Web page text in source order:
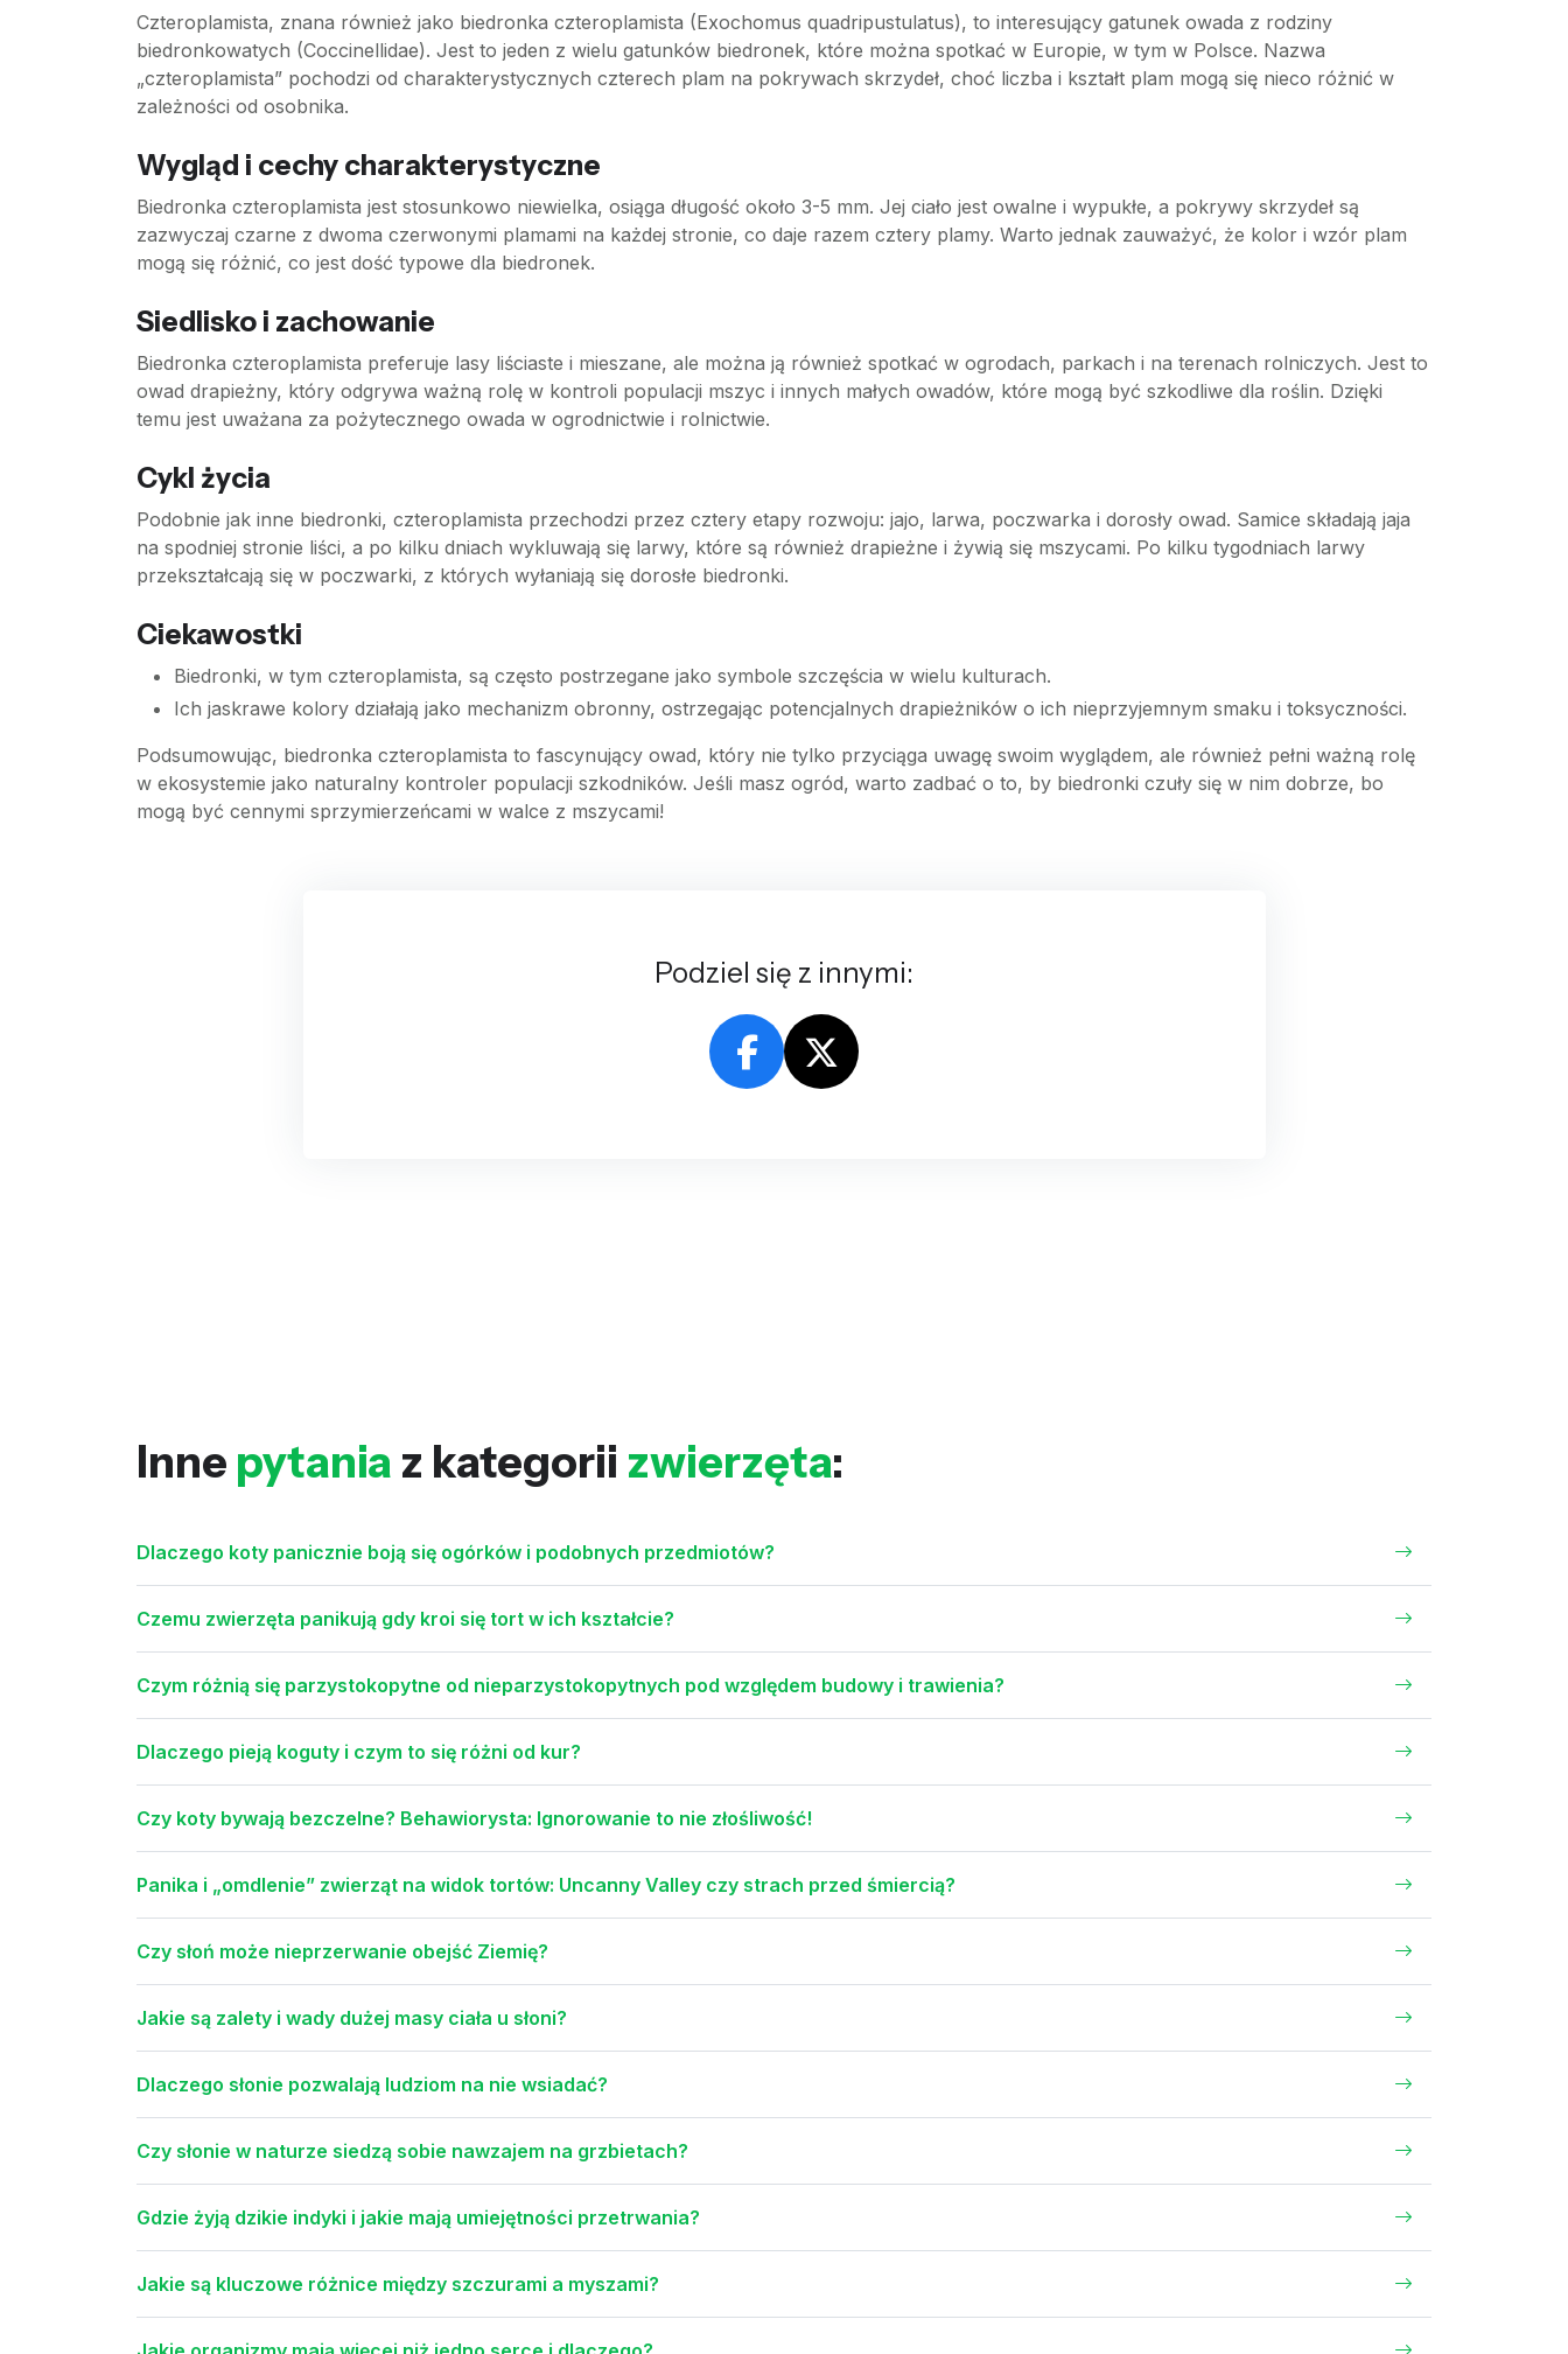
Czteroplamista, znana również jako biedronka czteroplamista (Exochomus quadripustulatus), to interesujący gatunek owada z rodziny
biedronkowatych (Coccinellidae). Jest to jeden z wielu gatunków biedronek, które można spotkać w Europie, w tym w Polsce. Nazwa
„czteroplamista” pochodzi od charakterystycznych czterech plam na pokrywach skrzydeł, choć liczba i kształt plam mogą się nieco różnić w
zależności od osobnika.
Wygląd i cechy charakterystyczne
Biedronka czteroplamista jest stosunkowo niewielka, osiąga długość około 3-5 mm. Jej ciało jest owalne i wypukłe, a pokrywy skrzydeł są
zazwyczaj czarne z dwoma czerwonymi plamami na każdej stronie, co daje razem cztery plamy. Warto jednak zauważyć, że kolor i wzór plam
mogą się różnić, co jest dość typowe dla biedronek.
Siedlisko i zachowanie
Biedronka czteroplamista preferuje lasy liściaste i mieszane, ale można ją również spotkać w ogrodach, parkach i na terenach rolniczych. Jest to
owad drapieżny, który odgrywa ważną rolę w kontroli populacji mszyc i innych małych owadów, które mogą być szkodliwe dla roślin. Dzięki
temu jest uważana za pożytecznego owada w ogrodnictwie i rolnictwie.
Cykl życia
Podobnie jak inne biedronki, czteroplamista przechodzi przez cztery etapy rozwoju: jajo, larwa, poczwarka i dorosły owad. Samice składają jaja
na spodniej stronie liści, a po kilku dniach wykluwają się larwy, które są również drapieżne i żywią się mszycami. Po kilku tygodniach larwy
przekształcają się w poczwarki, z których wyłaniają się dorosłe biedronki.
Ciekawostki
Biedronki, w tym czteroplamista, są często postrzegane jako symbole szczęścia w wielu kulturach.
Ich jaskrawe kolory działają jako mechanizm obronny, ostrzegając potencjalnych drapieżników o ich nieprzyjemnym smaku i toksyczności.
Podsumowując, biedronka czteroplamista to fascynujący owad, który nie tylko przyciąga uwagę swoim wyglądem, ale również pełni ważną rolę
w ekosystemie jako naturalny kontroler populacji szkodników. Jeśli masz ogród, warto zadbać o to, by biedronki czuły się w nim dobrze, bo
mogą być cennymi sprzymierzeńcami w walce z mszycami!
Podziel się z innymi:
Inne pytania z kategorii zwierzęta:
Dlaczego koty panicznie boją się ogórków i podobnych przedmiotów?
Czemu zwierzęta panikują gdy kroi się tort w ich kształcie?
Czym różnią się parzystokopytne od nieparzystokopytnych pod względem budowy i trawienia?
Dlaczego pieją koguty i czym to się różni od kur?
Czy koty bywają bezczelne? Behawiorysta: Ignorowanie to nie złośliwość!
Panika i „omdlenie” zwierząt na widok tortów: Uncanny Valley czy strach przed śmiercią?
Czy słoń może nieprzerwanie obejść Ziemię?
Jakie są zalety i wady dużej masy ciała u słoni?
Dlaczego słonie pozwalają ludziom na nie wsiadać?
Czy słonie w naturze siedzą sobie nawzajem na grzbietach?
Gdzie żyją dzikie indyki i jakie mają umiejętności przetrwania?
Jakie są kluczowe różnice między szczurami a myszami?